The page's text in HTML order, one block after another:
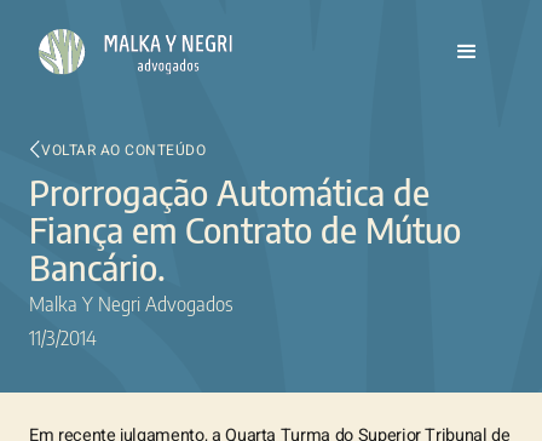
VOLTAR AO CONTEÚDO
Prorrogação Automática de
Fiança em Contrato de Mútuo
Bancário.
Malka Y Negri Advogados
11/3/2014